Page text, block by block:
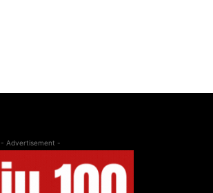
- Advertisement -